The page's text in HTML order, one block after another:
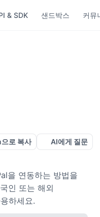
& SDK 샌드박스 커뮤
로 복사 AI에게 질문
을 연동하는 방법을
인 또는 해외
하세요.